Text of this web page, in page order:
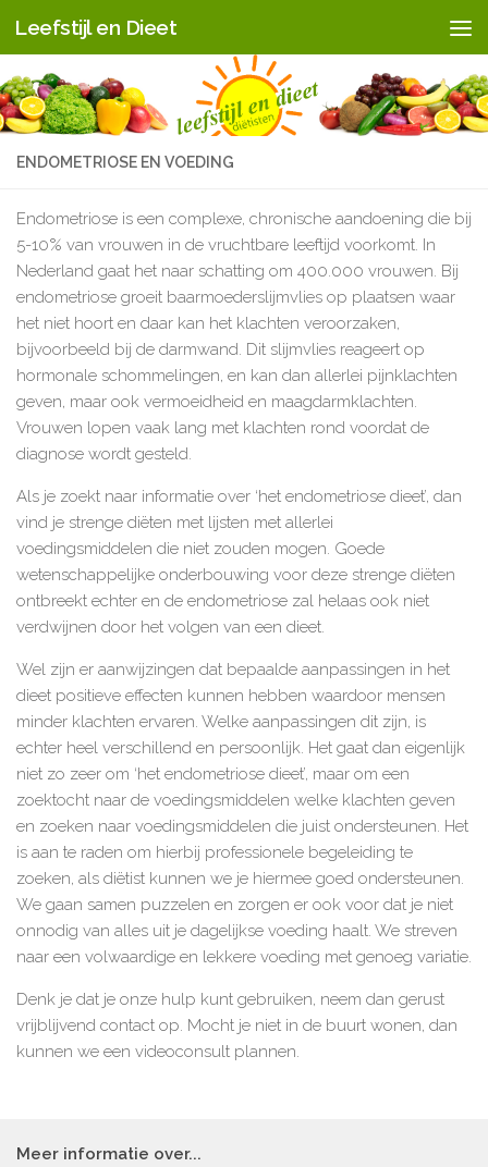
Doorgaan naar inhoud
Leefstijl en Dieet
ENDOMETRIOSE EN VOEDING
Endometriose is een complexe, chronische aandoening die bij
5-10% van vrouwen in de vruchtbare leeftijd voorkomt. In
Nederland gaat het naar schatting om 400.000 vrouwen. Bij
endometriose groeit baarmoederslijmvlies op plaatsen waar
het niet hoort en daar kan het klachten veroorzaken,
bijvoorbeeld bij de darmwand. Dit slijmvlies reageert op
hormonale schommelingen, en kan dan allerlei pijnklachten
geven, maar ook vermoeidheid en maagdarmklachten.
Vrouwen lopen vaak lang met klachten rond voordat de
diagnose wordt gesteld.
Als je zoekt naar informatie over ‘het endometriose dieet’, dan
vind je strenge diëten met lijsten met allerlei
voedingsmiddelen die niet zouden mogen. Goede
wetenschappelijke onderbouwing voor deze strenge diëten
ontbreekt echter en de endometriose zal helaas ook niet
verdwijnen door het volgen van een dieet.
Wel zijn er aanwijzingen dat bepaalde aanpassingen in het
dieet positieve effecten kunnen hebben waardoor mensen
minder klachten ervaren. Welke aanpassingen dit zijn, is
echter heel verschillend en persoonlijk. Het gaat dan eigenlijk
niet zo zeer om ‘het endometriose dieet’, maar om een
zoektocht naar de voedingsmiddelen welke klachten geven
en zoeken naar voedingsmiddelen die juist ondersteunen. Het
is aan te raden om hierbij professionele begeleiding te
zoeken, als diëtist kunnen we je hiermee goed ondersteunen.
We gaan samen puzzelen en zorgen er ook voor dat je niet
onnodig van alles uit je dagelijkse voeding haalt. We streven
naar een volwaardige en lekkere voeding met genoeg variatie.
Denk je dat je onze hulp kunt gebruiken, neem dan gerust
vrijblijvend contact op. Mocht je niet in de buurt wonen, dan
kunnen we een videoconsult plannen.
Meer informatie over...